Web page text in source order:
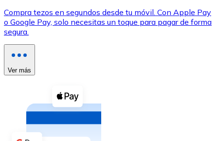
Ver todo
Compra criptomonedas con efectivo en tu tienda más
Comprar con efectivo
Transferencia SEPA
Añade fondos a tu cuenta Bitnovo o realiza compras
Compra tezos en segundos desde tu móvil. Con Apple Pay
o Google Pay, solo necesitas un toque para pagar de forma
segura.
Ver más